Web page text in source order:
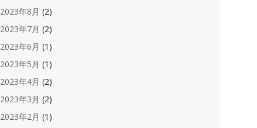
2023年8月 (2)
2023年7月 (2)
2023年6月 (1)
2023年5月 (1)
2023年4月 (2)
2023年3月 (2)
2023年2月 (1)